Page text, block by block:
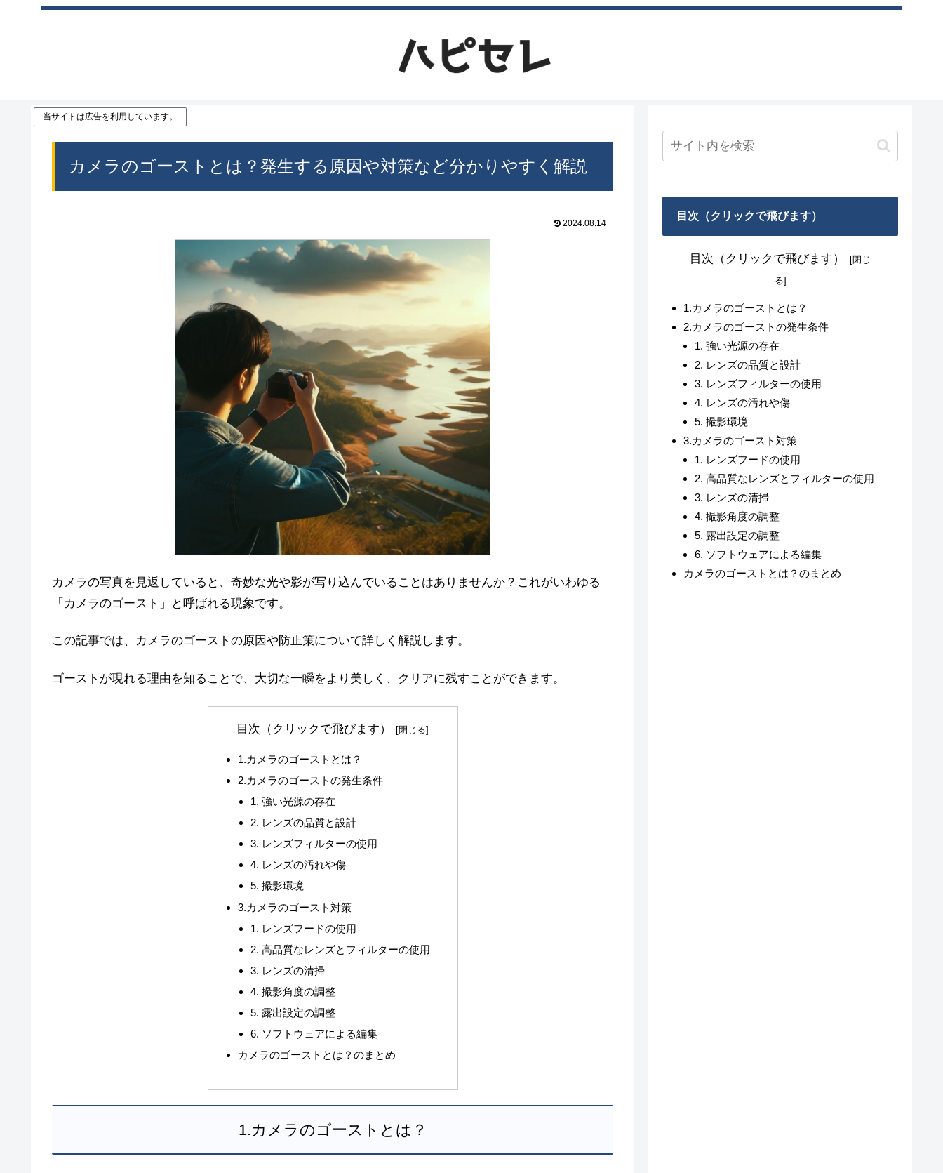
当サイトは広告を利用しています。
カメラのゴーストとは？発生する原因や対策など分かりやすく解説
2024.08.14
カメラの写真を見返していると、奇妙な光や影が写り込んでいることはありませんか？これがいわゆる
「カメラのゴースト」と呼ばれる現象です。
この記事では、カメラのゴーストの原因や防止策について詳しく解説します。
ゴーストが現れる理由を知ることで、大切な一瞬をより美しく、クリアに残すことができます。
目次（クリックで飛びます）
1.カメラのゴーストとは？
2.カメラのゴーストの発生条件
1. 強い光源の存在
2. レンズの品質と設計
3. レンズフィルターの使用
4. レンズの汚れや傷
5. 撮影環境
3.カメラのゴースト対策
1. レンズフードの使用
2. 高品質なレンズとフィルターの使用
3. レンズの清掃
4. 撮影角度の調整
5. 露出設定の調整
6. ソフトウェアによる編集
カメラのゴーストとは？のまとめ
1.カメラのゴーストとは？
目次（クリックで飛びます）
目次（クリックで飛びます）
1.カメラのゴーストとは？
2.カメラのゴーストの発生条件
1. 強い光源の存在
2. レンズの品質と設計
3. レンズフィルターの使用
4. レンズの汚れや傷
5. 撮影環境
3.カメラのゴースト対策
1. レンズフードの使用
2. 高品質なレンズとフィルターの使用
3. レンズの清掃
4. 撮影角度の調整
5. 露出設定の調整
6. ソフトウェアによる編集
カメラのゴーストとは？のまとめ